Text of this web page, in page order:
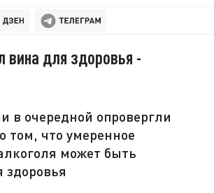
вина для здоровья -
в очередной опровергли
том, что умеренное
может быть